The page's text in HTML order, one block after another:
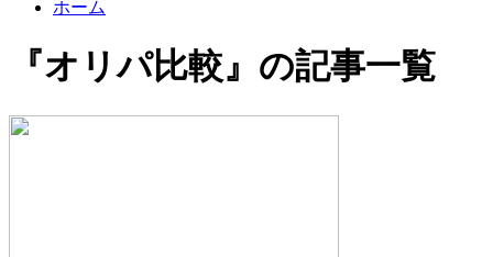
ホーム
『オリパ比較』の記事一覧